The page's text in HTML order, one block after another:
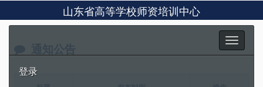
山东省高等学校师资培训中心
Toggle
navigation
登录